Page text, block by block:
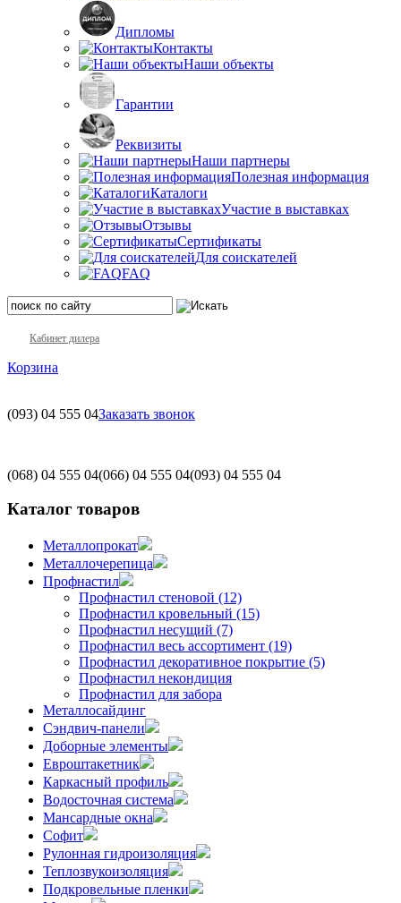
Дипломы
Контакты
Наши объекты
Гарантии
Реквизиты
Наши партнеры
Полезная информация
Каталоги
Участие в выставках
Отзывы
Сертификаты
Для соискателей
FAQ
Кабинет дилера
Корзина
(093) 04 555 04Заказать звонок
(068) 04 555 04(066) 04 555 04(093) 04 555 04
Каталог товаров
Металлопрокат
Металлочерепица
Профнастил
Профнастил стеновой (12)
Профнастил кровельный (15)
Профнастил несущий (7)
Профнастил весь ассортимент (19)
Профнастил декоративное покрытие (5)
Профнастил некондиция
Профнастил для забора
Металлосайдинг
Сэндвич-панели
Доборные элементы
Евроштакетник
Каркасный профиль
Водосточная система
Мансардные окна
Софит
Рулонная гидроизоляция
Теплозвукоизоляция
Подкровельные пленки